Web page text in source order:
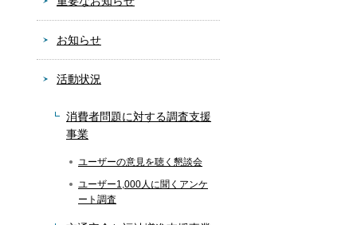
お知らせ
活動状況
消費者問題に対する調査支援
事業
ユーザーの意見を聴く懇談会
ユーザー1,000人に聞くアンケ
ート調査